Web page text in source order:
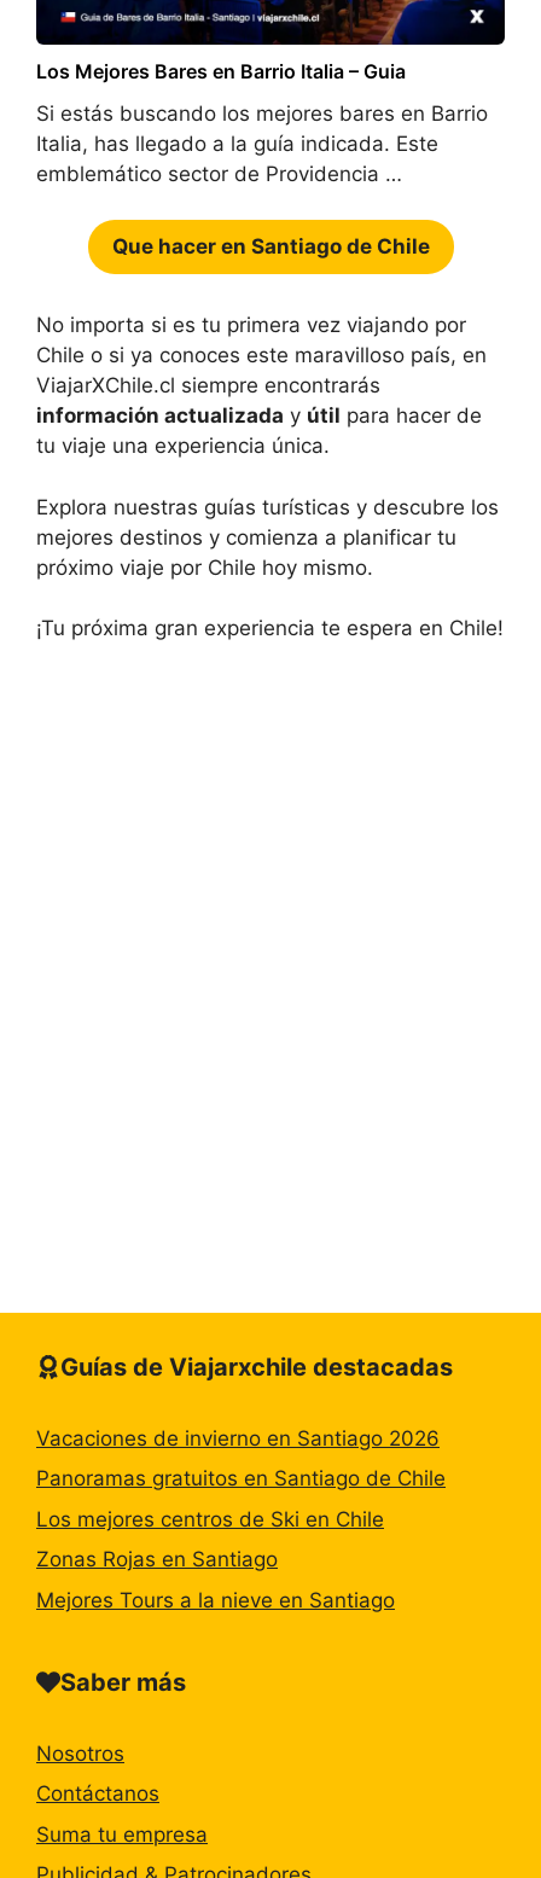
Los Mejores Bares en Barrio Italia – Guia
Si estás buscando los mejores bares en Barrio
Italia, has llegado a la guía indicada. Este
emblemático sector de Providencia …
Que hacer en Santiago de Chile
No importa si es tu primera vez viajando por
Chile o si ya conoces este maravilloso país, en
ViajarXChile.cl siempre encontrarás
información actualizada y útil para hacer de
tu viaje una experiencia única.
Explora nuestras guías turísticas y descubre los
mejores destinos y comienza a planificar tu
próximo viaje por Chile hoy mismo.
¡Tu próxima gran experiencia te espera en Chile!
Guías de Viajarxchile destacadas
Vacaciones de invierno en Santiago 2026
Panoramas gratuitos en Santiago de Chile
Los mejores centros de Ski en Chile
Zonas Rojas en Santiago
Mejores Tours a la nieve en Santiago
Saber más
Nosotros
Contáctanos
Suma tu empresa